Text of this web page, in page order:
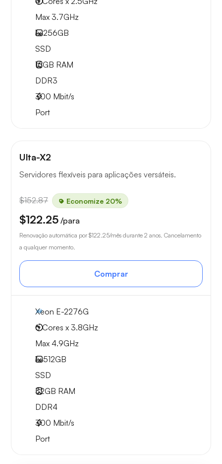
Max 3.7GHz
1x256GB
SSD
16GB RAM
DDR3
300 Mbit/s
Port
Ulta-X2
Servidores flexíveis para aplicações versáteis.
$152.87 Economize 20%
$122.25 /para
Renovação automática por $122.25/mês durante 2 anos. Cancelamento
a qualquer momento.
Comprar
Xeon E-2276G
6 Cores x 3.8GHz
Max 4.9GHz
1x512GB
SSD
32GB RAM
DDR4
300 Mbit/s
Port